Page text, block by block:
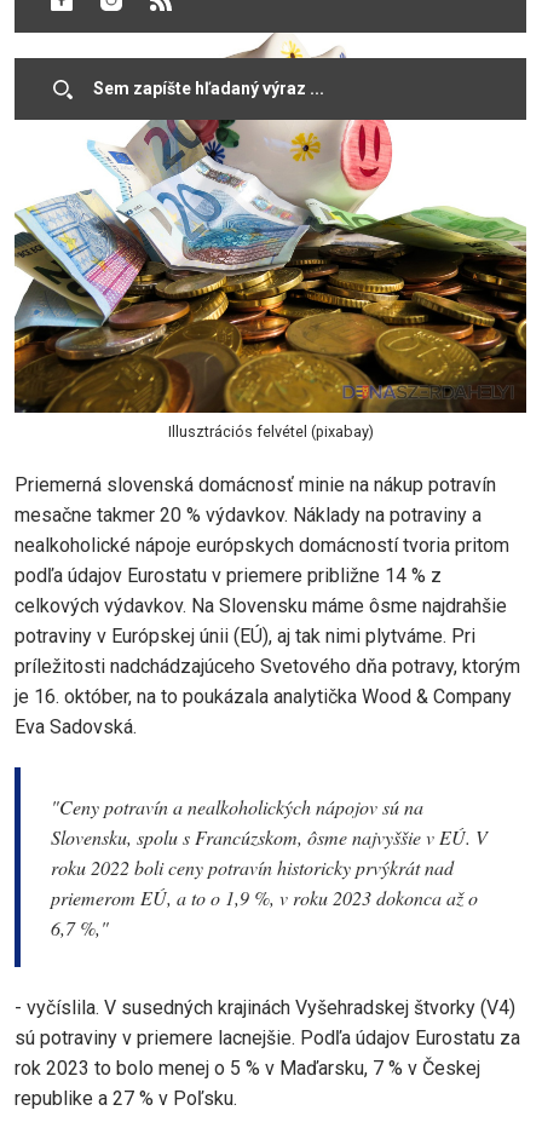
Illusztrációs felvétel (pixabay)
Priemerná slovenská domácnosť minie na nákup potravín
mesačne takmer 20 % výdavkov. Náklady na potraviny a
nealkoholické nápoje európskych domácností tvoria pritom
podľa údajov Eurostatu v priemere približne 14 % z
celkových výdavkov. Na Slovensku máme ôsme najdrahšie
potraviny v Európskej únii (EÚ), aj tak nimi plytváme. Pri
príležitosti nadchádzajúceho Svetového dňa potravy, ktorým
je 16. október, na to poukázala analytička Wood & Company
Eva Sadovská.
"Ceny potravín a nealkoholických nápojov sú na
Slovensku, spolu s Francúzskom, ôsme najvyššie v EÚ. V
roku 2022 boli ceny potravín historicky prvýkrát nad
priemerom EÚ, a to o 1,9 %, v roku 2023 dokonca až o
6,7 %,"
- vyčíslila. V susedných krajinách Vyšehradskej štvorky (V4)
sú potraviny v priemere lacnejšie. Podľa údajov Eurostatu za
rok 2023 to bolo menej o 5 % v Maďarsku, 7 % v Českej
republike a 27 % v Poľsku.